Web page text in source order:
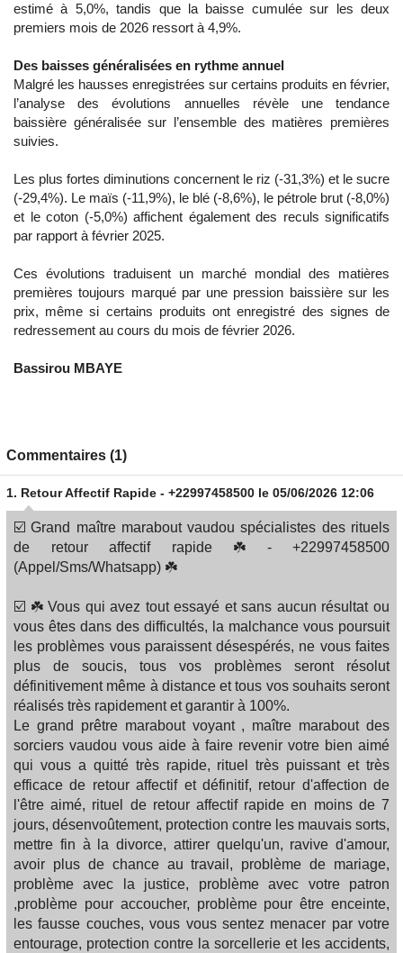
estimé à 5,0%, tandis que la baisse cumulée sur les deux
premiers mois de 2026 ressort à 4,9%.
Des baisses généralisées en rythme annuel
Malgré les hausses enregistrées sur certains produits en février,
l’analyse des évolutions annuelles révèle une tendance
baissière généralisée sur l’ensemble des matières premières
suivies.
Les plus fortes diminutions concernent le riz (-31,3%) et le sucre
(-29,4%). Le maïs (-11,9%), le blé (-8,6%), le pétrole brut (-8,0%)
et le coton (-5,0%) affichent également des reculs significatifs
par rapport à février 2025.
Ces évolutions traduisent un marché mondial des matières
premières toujours marqué par une pression baissière sur les
prix, même si certains produits ont enregistré des signes de
redressement au cours du mois de février 2026.
Bassirou MBAYE
Commentaires (1)
1. Retour Affectif Rapide - +22997458500 le 05/06/2026 12:06
☑️ Grand maître marabout vaudou spécialistes des rituels
de retour affectif rapide ☘️ - +22997458500
(Appel/Sms/Whatsapp) ☘️
☑️ ☘️ Vous qui avez tout essayé et sans aucun résultat ou
vous êtes dans des difficultés, la malchance vous poursuit
les problèmes vous paraissent désespérés, ne vous faites
plus de soucis, tous vos problèmes seront résolut
définitivement même à distance et tous vos souhaits seront
réalisés très rapidement et garantir à 100%.
Le grand prêtre marabout voyant , maître marabout des
sorciers vaudou vous aide à faire revenir votre bien aimé
qui vous a quitté très rapide, rituel très puissant et très
efficace de retour affectif et définitif, retour d'affection de
l'être aimé, rituel de retour affectif rapide en moins de 7
jours, désenvoûtement, protection contre les mauvais sorts,
mettre fin à la divorce, attirer quelqu'un, ravive d'amour,
avoir plus de chance au travail, problème de mariage,
problème avec la justice, problème avec votre patron
,problème pour accoucher, problème pour être enceinte,
les fausse couches, vous vous sentez menacer par votre
entourage, protection contre la sorcellerie et les accidents,